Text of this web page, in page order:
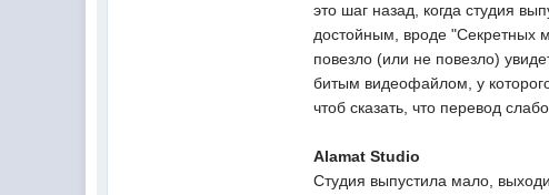
это шаг назад, когда студия
достойным, вроде "Секретных
повезло (или не повезло)
битым видеофайлом, у
чтоб сказать, что перевод
Alamat Studio
Студия выпустила мало,